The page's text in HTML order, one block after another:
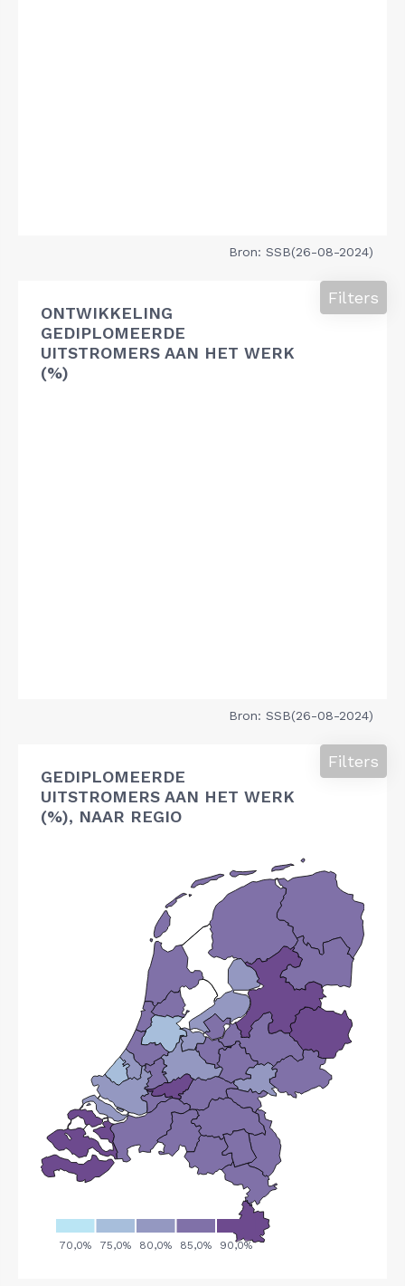
Bron: SSB(26-08-2024)
ONTWIKKELING
GEDIPLOMEERDE
UITSTROMERS AAN HET WERK
(%)
Filters
Bron: SSB(26-08-2024)
GEDIPLOMEERDE
UITSTROMERS AAN HET WERK
(%), NAAR REGIO
Filters